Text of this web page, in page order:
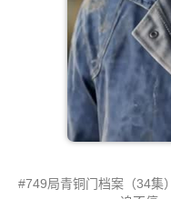
749局青铜门档案（34集）